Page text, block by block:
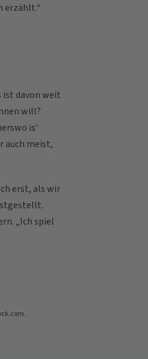
erzählt.“
ist davon weit
will?
is‘
auch meist,
erst, als wir
„Ich spiel